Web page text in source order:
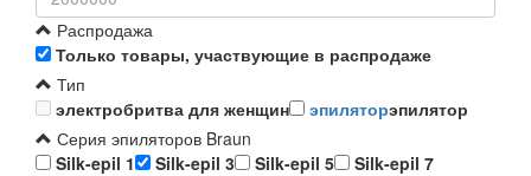
Распродажа
Только товары, участвующие в распродаже
Тип
электробритва для женщин
эпиляторэпилятор
Серия эпиляторов Braun
Silk-epil 1
Silk-epil 3 Silk-epil 5
Silk-epil 7